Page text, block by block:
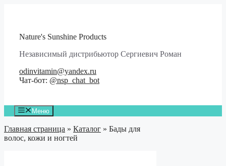
Nature's Sunshine Products
Независимый дистрибьютор Сергиевич Роман
odinvitamin@yandex.ru
Чат-бот: @nsp_chat_bot
Меню
Главная страница » Каталог » Бады для
волос, кожи и ногтей